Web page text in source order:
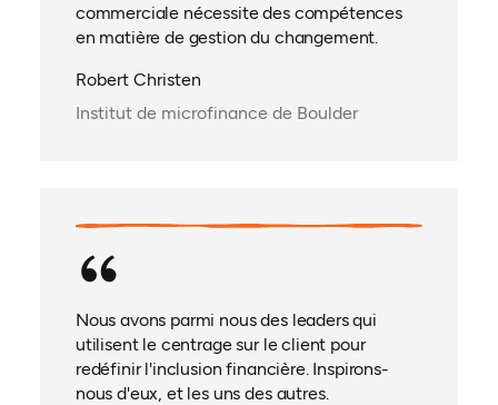
commerciale nécessite des compétences
en matière de gestion du changement.
Robert Christen
Institut de microfinance de Boulder
Nous avons parmi nous des leaders qui
utilisent le centrage sur le client pour
redéfinir l'inclusion financière. Inspirons-
nous d'eux, et les uns des autres.